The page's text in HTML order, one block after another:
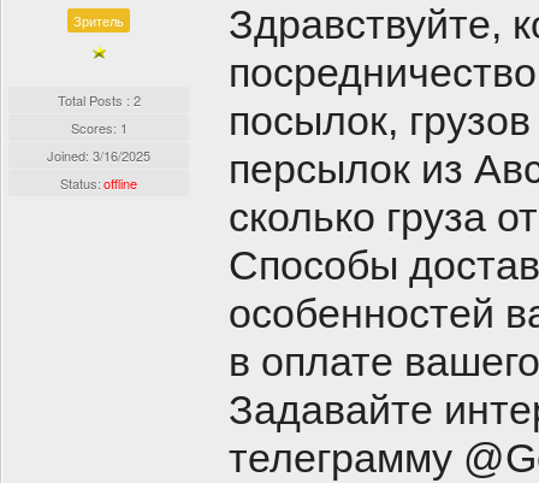
Зритель
Total Posts : 2
Scores: 1
Joined: 3/16/2025
Status:offline
Здравствуйте,
посылок,
персылок из
сколько груза
Способы
особенностей
в оплате
Задавайте
телеграмму